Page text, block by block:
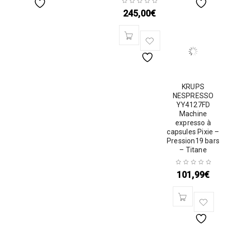
245,00€
KRUPS
NESPRESSO
YY4127FD
Machine
expresso à
capsules Pixie –
Pression19 bars
– Titane
101,99€